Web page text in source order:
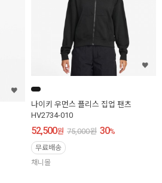
나이키 우먼스 플리스 집업 팬츠
HV2734-010
52,500원 75,000원 30%
무료배송
채니몰